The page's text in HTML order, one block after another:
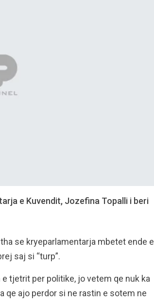
e Kuvendit, Jozefina Topalli i beri
se kryeparlamentarja mbetet ende e
saj si “turp”.
tjetrit per politike, jo vetem qe nuk ka
qe ajo perdor si ne rastin e sotem ne